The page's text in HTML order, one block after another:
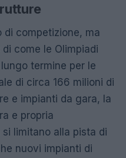
di competizione, ma
come le Olimpiadi
termine per le
di circa 166 milioni di
e impianti da gara, la
e propria
limitano alla pista di
nuovi impianti di